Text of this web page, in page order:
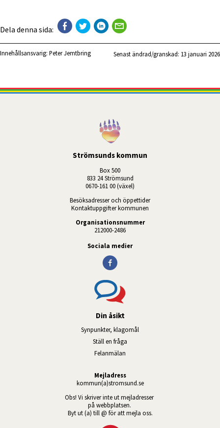
Dela denna sida:
Innehållsansvarig: Peter Jemtbring Senast ändrad/granskad: 13 januari 2026
Strömsunds kommun
Box 500
833 24 Strömsund
0670-161 00 (växel)
Besöksadresser och öppettider
Kontaktuppgifter kommunen
Organisationsnummer
212000-2486
Sociala medier
Din åsikt
Synpunkter, klagomål
Ställ en fråga
Felanmälan
Mejladress
kommun(a)stromsund.se
Obs! Vi skriver inte ut mejladresser
på webbplatsen.
Byt ut (a) till @ för att mejla oss.